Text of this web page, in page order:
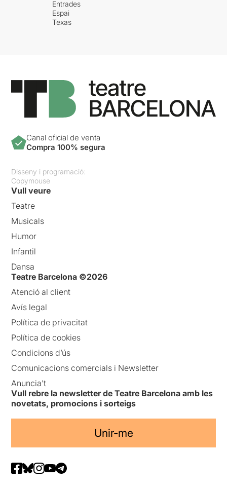
Entrades
Espai
Texas
Canal oficial de venta
Compra 100% segura
Disseny i programació:
Copymouse
Vull veure
Teatre
Musicals
Humor
Infantil
Dansa
Teatre Barcelona ©2026
Atenció al client
Avís legal
Política de privacitat
Política de cookies
Condicions d’ús
Comunicacions comercials i Newsletter
Anuncia’t
Vull rebre la newsletter de Teatre Barcelona amb les
novetats, promocions i sorteigs
Unir-me